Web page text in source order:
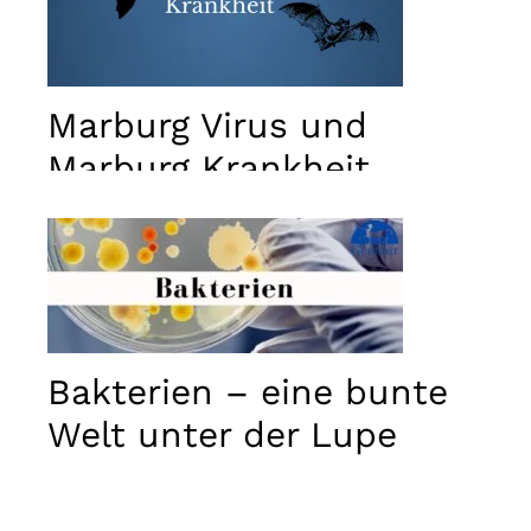
Marburg Virus und
Marburg Krankheit
Bakterien – eine bunte
Welt unter der Lupe